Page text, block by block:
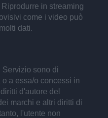
in streaming
come i video può
dati.
Servizio sono di
a essa/o concessi in
d'autore del
marchi e altri diritti di
l'utente non